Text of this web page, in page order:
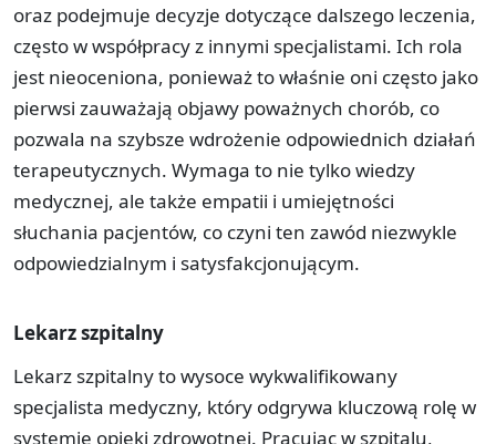
oraz podejmuje decyzje dotyczące dalszego leczenia,
często w współpracy z innymi specjalistami. Ich rola
jest nieoceniona, ponieważ to właśnie oni często jako
pierwsi zauważają objawy poważnych chorób, co
pozwala na szybsze wdrożenie odpowiednich działań
terapeutycznych. Wymaga to nie tylko wiedzy
medycznej, ale także empatii i umiejętności
słuchania pacjentów, co czyni ten zawód niezwykle
odpowiedzialnym i satysfakcjonującym.
Lekarz szpitalny
Lekarz szpitalny to wysoce wykwalifikowany
specjalista medyczny, który odgrywa kluczową rolę w
systemie opieki zdrowotnej. Pracując w szpitalu,